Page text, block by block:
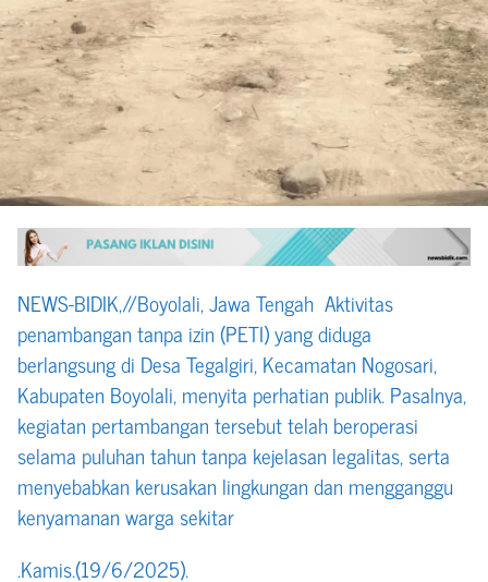
NEWS-BIDIK,//Boyolali, Jawa Tengah Aktivitas
penambangan tanpa izin (PETI) yang diduga
berlangsung di Desa Tegalgiri, Kecamatan Nogosari,
Kabupaten Boyolali, menyita perhatian publik. Pasalnya,
kegiatan pertambangan tersebut telah beroperasi
selama puluhan tahun tanpa kejelasan legalitas, serta
menyebabkan kerusakan lingkungan dan mengganggu
kenyamanan warga sekitar
.Kamis.(19/6/2025).